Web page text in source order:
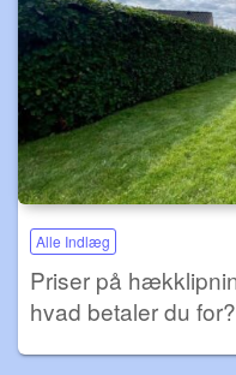
Alle Indlæg
Priser på
hvad betaler du for?